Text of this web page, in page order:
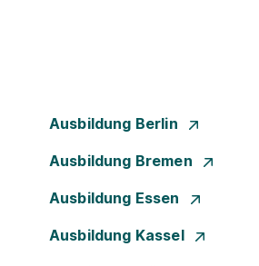
Ausbildung Berlin
Ausbildung Bremen
Ausbildung Essen
Ausbildung Kassel